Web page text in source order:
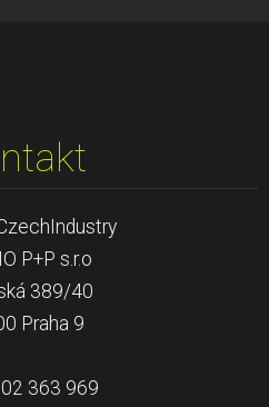
P+P s.r.o
389/40
Praha 9
363 969